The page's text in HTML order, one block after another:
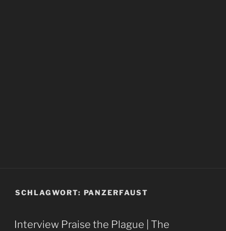
SCHLAGWORT: PANZERFAUST
Interview Praise the Plague | The